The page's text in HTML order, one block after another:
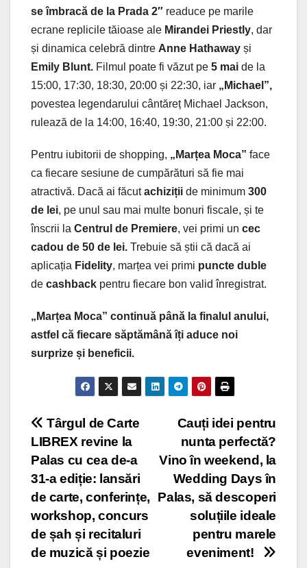
se îmbracă de la Prada 2″ readuce pe marile
ecrane replicile tăioase ale Mirandei Priestly, dar
și dinamica celebră dintre Anne Hathaway și
Emily Blunt. Filmul poate fi văzut pe 5 mai de la
15:00, 17:30, 18:30, 20:00 și 22:30, iar „Michael”,
povestea legendarului cântăreț Michael Jackson,
rulează de la 14:00, 16:40, 19:30, 21:00 și 22:00.
Pentru iubitorii de shopping, „Marțea Moca” face
ca fiecare sesiune de cumpărături să fie mai
atractivă. Dacă ai făcutachiziții de minimum 300
de lei, pe unul sau mai multe bonuri fiscale, și te
înscrii la Centrul de Premiere, vei primi un cec
cadou de 50 de lei. Trebuie să știi că dacă ai
aplicația Fidelity, marțea vei primi puncte duble
de cashback pentru fiecare bon valid înregistrat.
„Marțea Moca” continuă până la finalul anului,
astfel că fiecare săptămână îți aduce noi
surprize și beneficii.
Post
navigation
Cauți idei pentru
nunta perfectă?
Vino în weekend, la
Wedding Days în
Palas, să descoperi
soluțiile ideale
pentru marele
eveniment!
Târgul de Carte
LIBREX revine la
Palas cu cea de-a
31-a ediție: lansări
de carte, conferințe,
workshop, concurs
de șah și recitaluri
de muzică și poezie